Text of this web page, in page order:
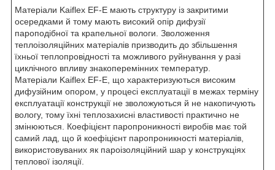
Матеріали Kaiflex EF-E мають структуру із закритими
осередками й тому мають високий опір дифузії
пароподібної та крапельної вологи. Зволоження
теплоізоляційних матеріалів призводить до збільшення
їхньої теплопровідності та можливого руйнування у разі
циклічного впливу знакоперемінних температур.
Матеріали Kaiflex EF-E, що характеризуються високим
дифузійним опором, у процесі експлуатації в межах терміну
експлуатації конструкції не зволожуються й не накопичують
вологу, тому їхні теплозахисні властивості практично не
змінюються. Коефіцієнт паропроникності виробів має той
самий лад, що й коефіцієнт паропроникності матеріалів,
використовуваних як пароізоляційний шар у конструкціях
теплової ізоляції.